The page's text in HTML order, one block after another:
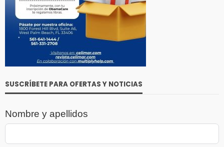
SUSCRÍBETE PARA OFERTAS Y NOTICIAS
Nombre y apellidos